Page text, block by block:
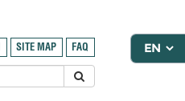
SITE MAP FAQ